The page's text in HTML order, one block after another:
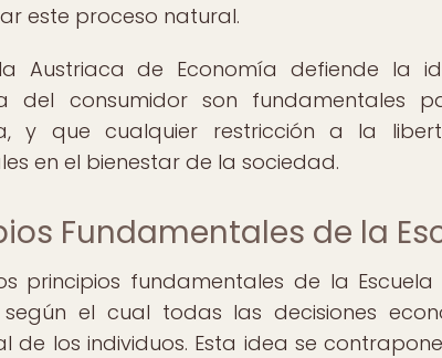
este proceso natural.
Austriaca de Economía defiende
del consumidor son fundamentales
y que cualquier restricción a la
en el bienestar de la sociedad.
Fundamentales de la
principios fundamentales de la
según el cual todas las decisiones
de los individuos. Esta idea se